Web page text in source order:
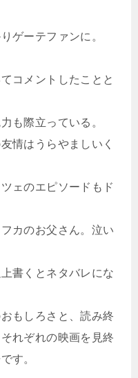
ゲーテファンに。
コメントしたことと
も際立っている。
情はうらやましいく
ェのエピソードもド
カのお父さん。泣い
書くとネタバレにな
もしろさと、読み終
れぞれの映画を見終
す。